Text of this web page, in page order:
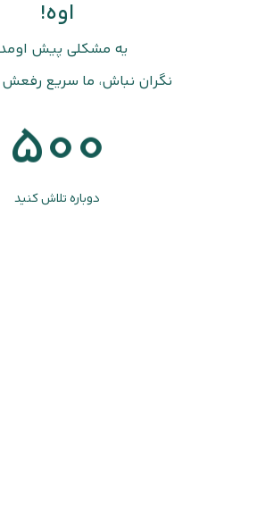
اوه!
یه مشکلی پیش
نگران نباش، ما سریع
500
دوباره تلاش کنید